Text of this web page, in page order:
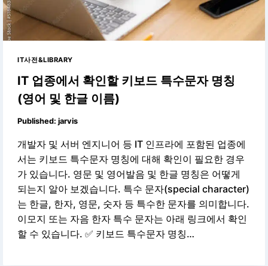
IT사전&LIBRARY
IT 업종에서 확인할 키보드 특수문자 명칭
(영어 및 한글 이름)
Published: jarvis
개발자 및 서버 엔지니어 등 IT 인프라에 포함된 업종에
서는 키보드 특수문자 명칭에 대해 확인이 필요한 경우
가 있습니다. 영문 및 영어발음 및 한글 명칭은 어떻게
되는지 알아 보겠습니다. 특수 문자(special character)
는 한글, 한자, 영문, 숫자 등 특수한 문자를 의미합니다.
이모지 또는 자음 한자 특수 문자는 아래 링크에서 확인
할 수 있습니다. ✅ 키보드 특수문자 명칭…